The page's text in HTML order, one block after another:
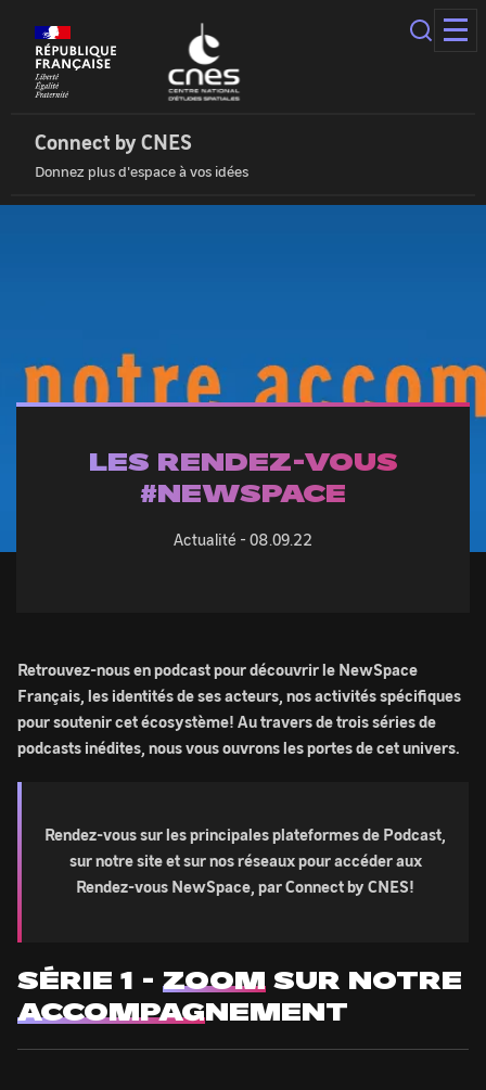
Connect
Accueil
Connect by CNES
Donnez plus d'espace à vos idées
LES RENDEZ-VOUS
#NEWSPACE
Actualité - 08.09.22
Retrouvez-nous en podcast pour découvrir le NewSpace
Français, les identités de ses acteurs, nos activités spécifiques
pour soutenir cet écosystème! Au travers de trois séries de
podcasts inédites, nous vous ouvrons les portes de cet univers.
Rendez-vous sur les principales plateformes de Podcast,
sur notre site et sur nos réseaux pour accéder aux
Rendez-vous NewSpace, par Connect by CNES!
SÉRIE 1 - ZOOM SUR NOTRE
ACCOMPAGNEMENT
gestion
cookies